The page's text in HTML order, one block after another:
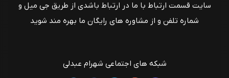
سایت قسمت ارتباط با ما در ارتباط باشدی از طریق جی میل و
شماره تلفن و از مشاوره های رایگان ما بهره مند شوید
شبکه های اجتماعی شهرام عبدلی